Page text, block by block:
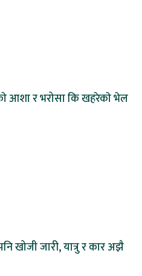
आशा र भरोसा कि खहरेकाे भेल
खोजी जारी, यात्रु र कार अझै